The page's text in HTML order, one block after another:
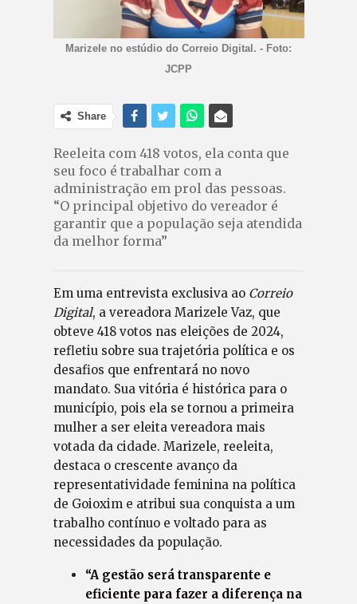
Marizele no estúdio do Correio Digital. - Foto:
JCPP
Share
Reeleita com 418 votos, ela conta que
seu foco é trabalhar com a
administração em prol das pessoas.
“O principal objetivo do vereador é
garantir que a população seja atendida
da melhor forma”
Em uma entrevista exclusiva ao Correio
Digital, a vereadora Marizele Vaz, que
obteve 418 votos nas eleições de 2024,
refletiu sobre sua trajetória política e os
desafios que enfrentará no novo
mandato. Sua vitória é histórica para o
município, pois ela se tornou a primeira
mulher a ser eleita vereadora mais
votada da cidade. Marizele, reeleita,
destaca o crescente avanço da
representatividade feminina na política
de Goioxim e atribui sua conquista a um
trabalho contínuo e voltado para as
necessidades da população.
“A gestão será transparente e
eficiente para fazer a diferença na